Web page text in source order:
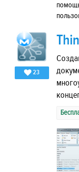
23